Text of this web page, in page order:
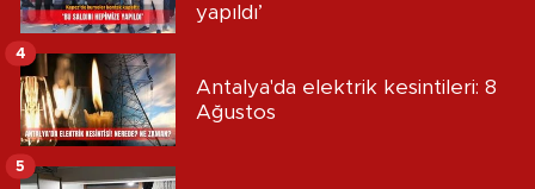
yapıldı’
Antalya'da elektrik kesintileri: 8
Ağustos
4
5